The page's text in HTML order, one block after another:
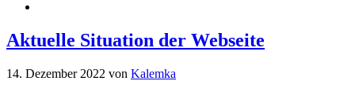
Aktuelle Situation der Webseite
14. Dezember 2022 von Kalemka